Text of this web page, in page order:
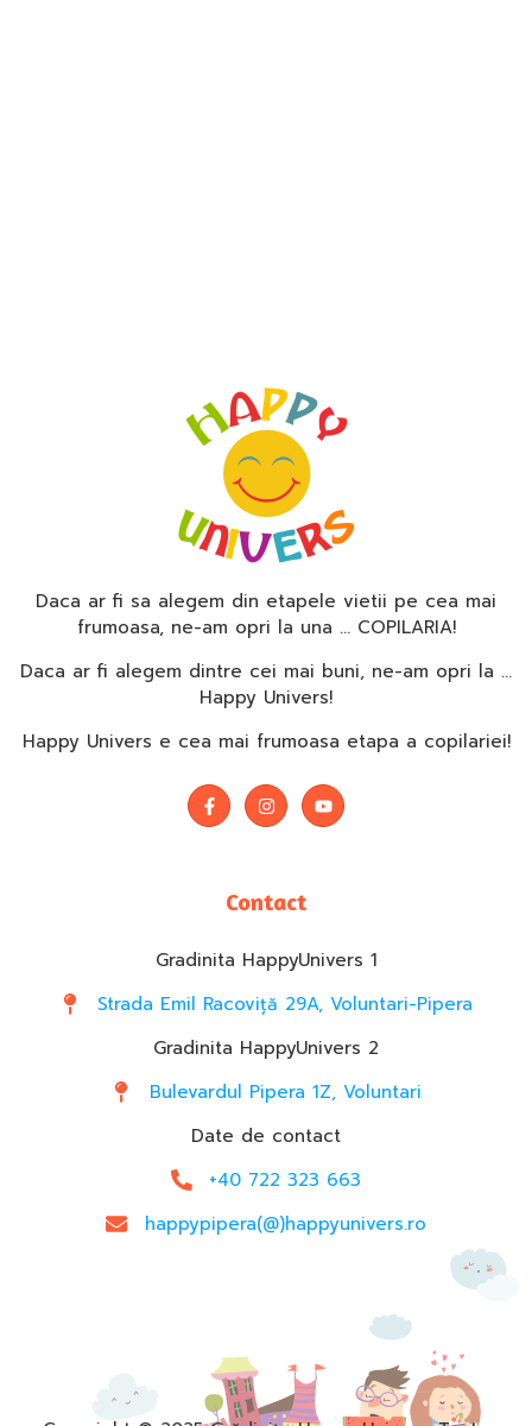
Daca ar fi sa alegem din etapele vietii pe cea mai
frumoasa, ne-am opri la una … COPILARIA!
Daca ar fi alegem dintre cei mai buni, ne-am opri la …
Happy Univers!
Happy Univers e cea mai frumoasa etapa a copilariei!
Contact
Gradinita HappyUnivers 1
Strada Emil Racoviță 29A, Voluntari-Pipera
Gradinita HappyUnivers 2
Bulevardul Pipera 1Z, Voluntari
Date de contact
+40 722 323 663
happypipera(@)happyunivers.ro